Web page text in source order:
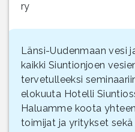
ry
Länsi-Uudenmaan vesi
kaikki Siuntionjoen
tervetulleeksi
elokuuta Hotelli
Haluamme koota
toimijat ja yritykset